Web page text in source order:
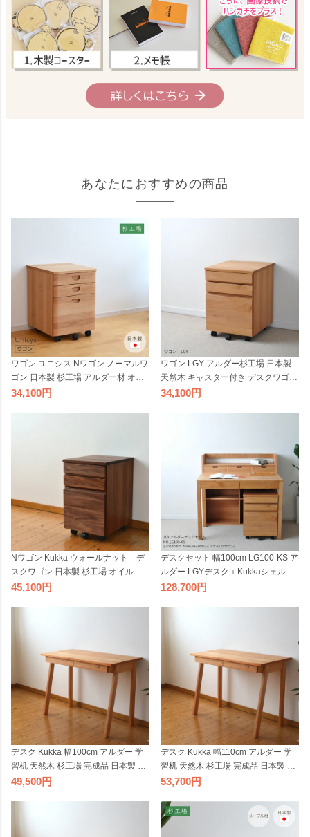
あなたにおすすめの商品
ワゴン ユニシス Nワゴン ノーマルワ
ゴン 日本製 杉工場 アルダー材 オイ
ル仕上げ 自然塗装 天然木 デスクワ
34,100
ワゴン LGY アルダー杉工場 日本製
天然木 キャスター付き デスクワゴン
ナチュラル ヒノキ 国産
34,100
Nワゴン Kukka ウォールナット デ
スクワゴン 日本製 杉工場 オイル仕
上げ キャスター付き 天然木 ダーク
45,100
デスクセット 幅100cm LG100-KS ア
ルダー LGYデスク＋Kukkaシェルフ
＋LGYワゴン 杉工場 学習机 天然木
128,700
デスク Kukka 幅100cm アルダー 学
習机 天然木 杉工場 完成品 日本製 シ
ンプル コンパクト ナチュラル 引出
49,500
デスク Kukka 幅110cm アルダー 学
習机 天然木 杉工場 完成品 日本製 シ
ンプル コンパクト ナチュラル 引出
ーク
53,700